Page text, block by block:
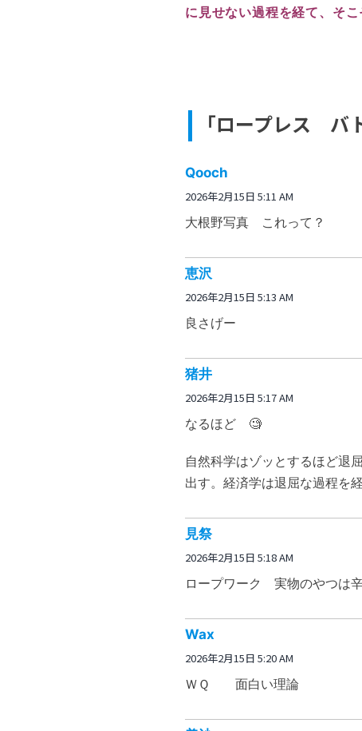
に見せない過程を経て、そ
「ロープレス バ
Qooch
2026年2月15日 5:11 AM
大根野写真 これって？
恵沢
2026年2月15日 5:13 AM
良さげー
猪井
2026年2月15日 5:17 AM
なるほど 🧐
自然科学はゾッとするほど退
出す。経済学は退屈な過程を
見祭
2026年2月15日 5:18 AM
ロープワーク 実物のやつは
Wax
2026年2月15日 5:20 AM
ＷＱ 面白い理論